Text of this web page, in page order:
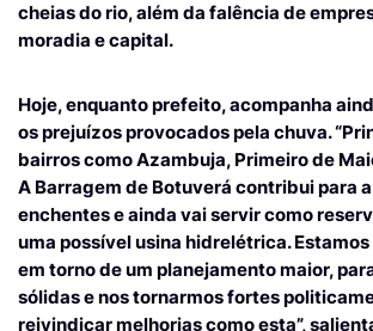
cheias do rio, além da falência de
moradia e capital.
Hoje, enquanto prefeito, acompanha
os prejuízos provocados pela chuva.
bairros como Azambuja, Primeiro de
A Barragem de Botuverá contribui para
enchentes e ainda vai servir como
uma possível usina hidrelétrica.
em torno de um planejamento maior,
sólidas e nos tornarmos fortes
reivindicar melhorias como esta”,